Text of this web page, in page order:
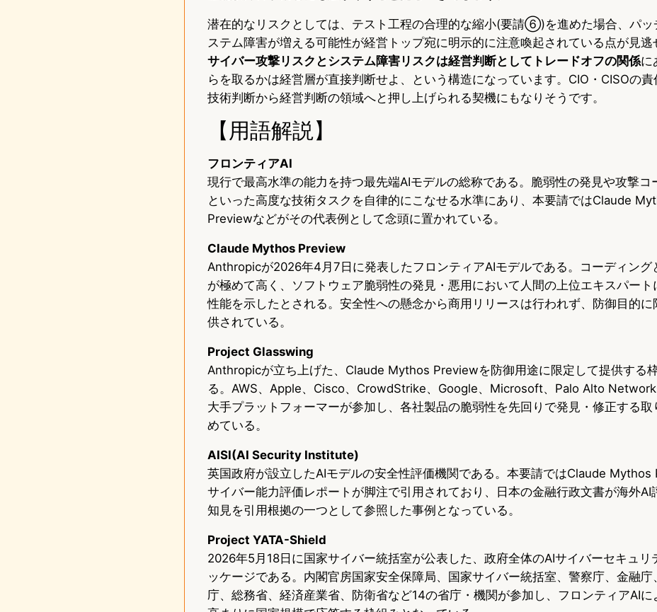
潜在的なリスクとしては、テスト工程の合理的な縮小(要請⑥)を進めた場合、パッ
ステム障害が増える可能性が経営トップ宛に明示的に注意喚起されている点が見逃
サイバー攻撃リスクとシステム障害リスクは経営判断としてトレードオフの関係に
らを取るかは経営層が直接判断せよ、という構造になっています。CIO・CISOの責
技術判断から経営判断の領域へと押し上げられる契機にもなりそうです。
【用語解説】
フロンティアAI
現行で最高水準の能力を持つ最先端AIモデルの総称である。脆弱性の発見や攻撃コ
といった高度な技術タスクを自律的にこなせる水準にあり、本要請ではClaude
Previewなどがその代表例として念頭に置かれている。
Claude Mythos Preview
Anthropicが2026年4月7日に発表したフロンティアAIモデルである。コーディング
が極めて高く、ソフトウェア脆弱性の発見・悪用において人間の上位エキスパート
性能を示したとされる。安全性への懸念から商用リリースは行われず、防御目的に
供されている。
Project Glasswing
Anthropicが立ち上げた、Claude Mythos Previewを防御用途に限定して提供する
る。AWS、Apple、Cisco、CrowdStrike、Google、Microsoft、Palo Alto
大手プラットフォーマーが参加し、各社製品の脆弱性を先回りで発見・修正する取
めている。
AISI(AI Security Institute)
英国政府が設立したAIモデルの安全性評価機関である。本要請ではClaude Mythos
サイバー能力評価レポートが脚注で引用されており、日本の金融行政文書が海外AI
知見を引用根拠の一つとして参照した事例となっている。
Project YATA-Shield
2026年5月18日に国家サイバー統括室が公表した、政府全体のAIサイバーセキュリ
ッケージである。内閣官房国家安全保障局、国家サイバー統括室、警察庁、金融庁
庁、総務省、経済産業省、防衛省など14の省庁・機関が参加し、フロンティアAIに